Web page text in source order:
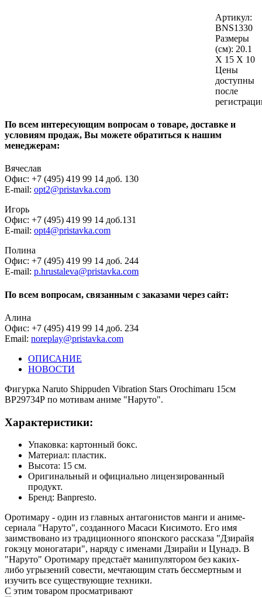
Артикул:
BNS1330
Размеры
(см): 20.1
X 15 X 10
Цены
доступны
после
По всем интересующим вопросам о товаре, доставке и
условиям продаж, Вы можете обратиться к нашим
менеджерам:
Вячеслав
Офис: +7 (495) 419 99 14 доб. 130
E-mail: opt2@pristavka.com
Игорь
Офис: +7 (495) 419 99 14 доб.131
E-mail: opt4@pristavka.com
Полина
Офис: +7 (495) 419 99 14 доб. 244
E-mail: p.hrustaleva@pristavka.com
По всем вопросам, связанным с заказами через сайт:
Алина
Офис: +7 (495) 419 99 14 доб. 234
Email: noreplay@pristavka.com
ОПИСАНИЕ
НОВОСТИ
Фигурка Naruto Shippuden Vibration Stars Orochimaru 15см
BP29734P по мотивам аниме "Наруто".
Характеристики:
Упаковка: картонный бокс.
Материал: пластик.
Высота: 15 см.
Оригинальный и официально лицензированный
продукт.
Бренд: Banpresto.
Оротимару - один из главных антагонистов манги и аниме-
сериала "Наруто", созданного Масаси Кисимото. Его имя
заимствовано из традиционного японского рассказа "Дзирайя
гокэцу моногатари", наряду с именами Дзирайи и Цунадэ. В
"Наруто" Оротимару предстаёт манипулятором без каких-
либо угрызений совести, мечтающим стать бессмертным и
изучить все существующие техники.
С этим товаром просматривают